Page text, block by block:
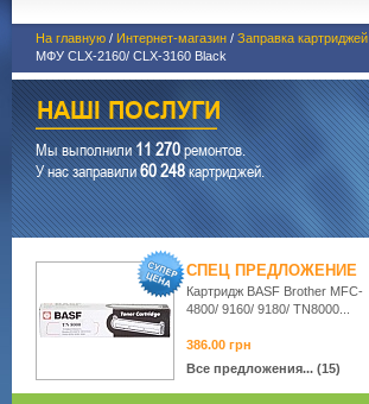
На главную / Интернет-магазин / Заправка картриджей
МФУ CLX-2160/ CLX-3160 Black
Мы выполнили11 270ремонтов.
У нас заправили60 248картриджей.
СПЕЦ ПРЕДЛОЖЕНИЕ
Картридж BASF Brother MFC-
4800/ 9160/ 9180/ TN8000...
386.00 грн
Все предложения... (15)